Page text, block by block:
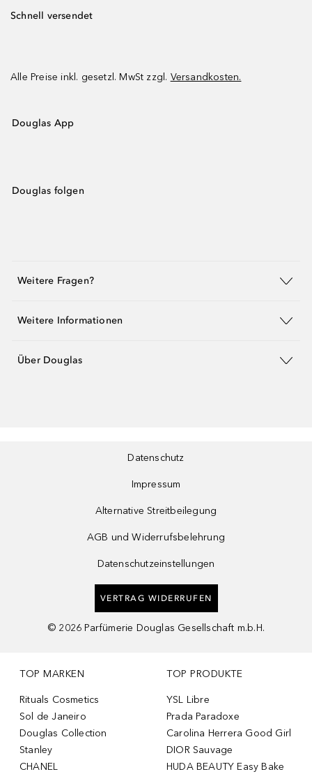
Schnell versendet
Alle Preise inkl. gesetzl. MwSt zzgl. Versandkosten.
Douglas App
Douglas folgen
Weitere Fragen?
Weitere Informationen
Über Douglas
Datenschutz
Impressum
Alternative Streitbeilegung
AGB und Widerrufsbelehrung
Datenschutzeinstellungen
VERTRAG WIDERRUFEN
© 2026 Parfümerie Douglas Gesellschaft m.b.H.
TOP MARKEN
Rituals Cosmetics
Sol de Janeiro
Douglas Collection
Stanley
CHANEL
TOP PRODUKTE
YSL Libre
Prada Paradoxe
Carolina Herrera Good Girl
DIOR Sauvage
HUDA BEAUTY Easy Bake